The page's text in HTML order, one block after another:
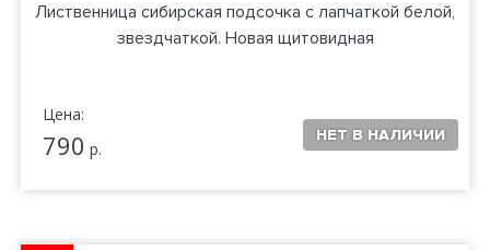
Лиственница сибирская подсочка с лапчаткой белой,
звездчаткой. Новая щитовидная
Цена:
790 р.